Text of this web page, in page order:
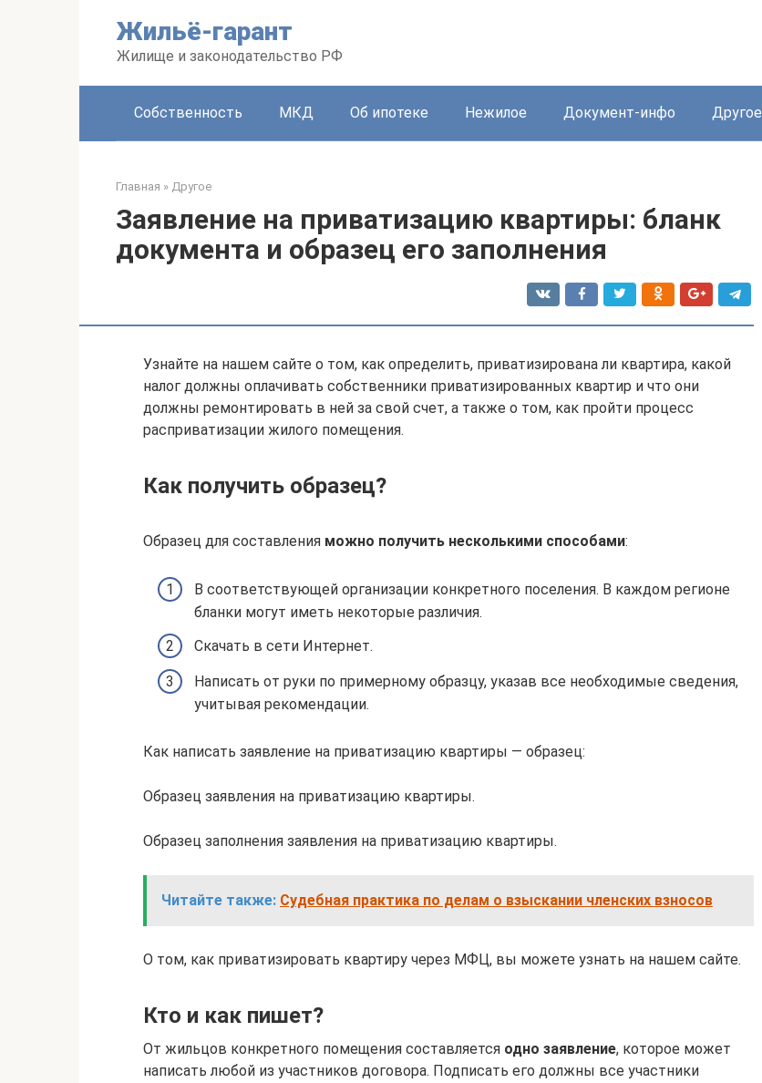
Жильё-гарант
Жилище и законодательство РФ
Собственность МКД Об ипотеке Нежилое Документ-инфо Другое
Главная » Другое
Заявление на приватизацию квартиры: бланк
документа и образец его заполнения
Узнайте на нашем сайте о том, как определить, приватизирована ли квартира, какой
налог должны оплачивать собственники приватизированных квартир и что они
должны ремонтировать в ней за свой счет, а также о том, как пройти процесс
расприватизации жилого помещения.
Как получить образец?
Образец для составления можно получить несколькими способами:
В соответствующей организации конкретного поселения. В каждом регионе
бланки могут иметь некоторые различия.
Скачать в сети Интернет.
Написать от руки по примерному образцу, указав все необходимые сведения,
учитывая рекомендации.
Как написать заявление на приватизацию квартиры — образец:
Образец заявления на приватизацию квартиры.
Образец заполнения заявления на приватизацию квартиры.
Читайте также: Судебная практика по делам о взыскании членских взносов
О том, как приватизировать квартиру через МФЦ, вы можете узнать на нашем сайте.
Кто и как пишет?
От жильцов конкретного помещения составляется одно заявление, которое может
написать любой из участников договора. Подписать его должны все участники